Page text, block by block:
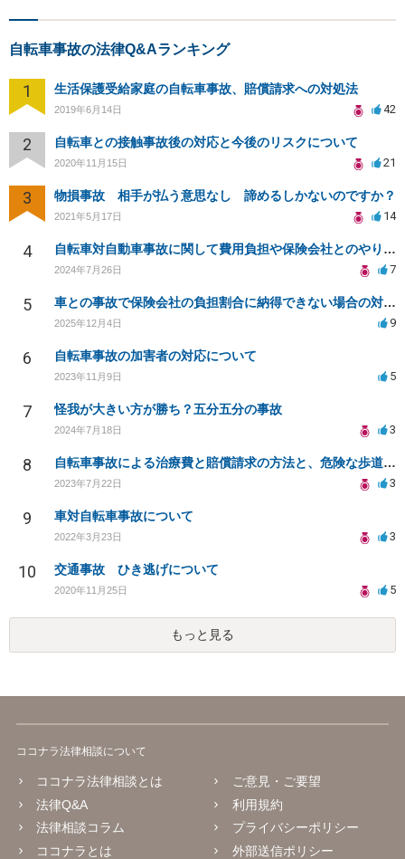
自転車事故の法律Q&Aランキング
1 生活保護受給家庭の自転車事故、賠償請求への対処法
2019年6月14日 42
2 自転車との接触事故後の対応と今後のリスクについて
2020年11月15日 21
3 物損事故 相手が払う意思なし 諦めるしかないのですか？
2021年5月17日 14
4 自転車対自動車事故に関して費用負担や保険会社とのやり取りについて
2024年7月26日 7
5 車との事故で保険会社の負担割合に納得できない場合の対処法
2025年12月4日 9
6 自転車事故の加害者の対応について
2023年11月9日 5
7 怪我が大きい方が勝ち？五分五分の事故
2024年7月18日 3
8 自転車事故による治療費と賠償請求の方法と、危険な歩道の改善について相談したい
2023年7月22日 3
9 車対自転車事故について
2022年3月23日 3
10 交通事故 ひき逃げについて
2020年11月25日 5
もっと見る
ココナラ法律相談について
ココナラ法律相談とは
法律Q&A
法律相談コラム
ココナラとは
ご意見・ご要望
利用規約
プライバシーポリシー
外部送信ポリシー